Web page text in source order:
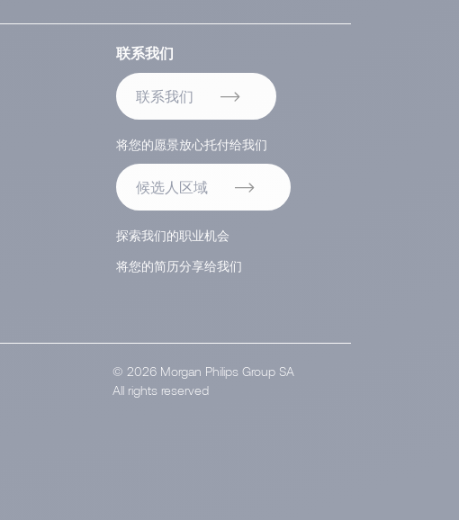
联系我们
联系我们
将您的愿景放心托付给我们
候选人区域
探索我们的职业机会
将您的简历分享给我们
© 2026 Morgan Philips Group SA
All rights reserved